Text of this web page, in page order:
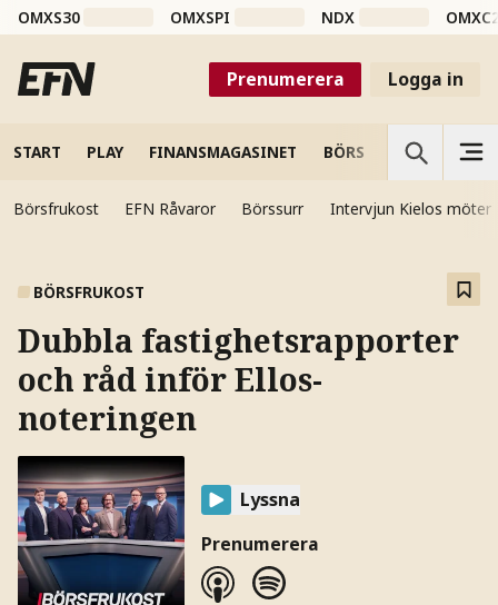
OMXS30 OMXSPI NDX
Prenumerera Logga in
START PLAY FINANSMAGASINET BÖRS VETENSKAP
Börsfrukost EFN Råvaror Börssurr Intervjun Kielos möter
BÖRSFRUKOST
Dubbla fastighetsrapporter
och råd inför Ellos-
noteringen
Lyssna
Prenumerera